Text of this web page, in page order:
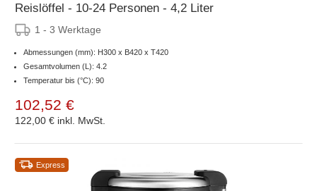
Reislöffel - 10-24 Personen - 4,2 Liter
1 - 3 Werktage
Abmessungen (mm): H300 x B420 x T420
Gesamtvolumen (L): 4.2
Temperatur bis (°C): 90
102,52 €
122,00 € inkl. MwSt.
Express